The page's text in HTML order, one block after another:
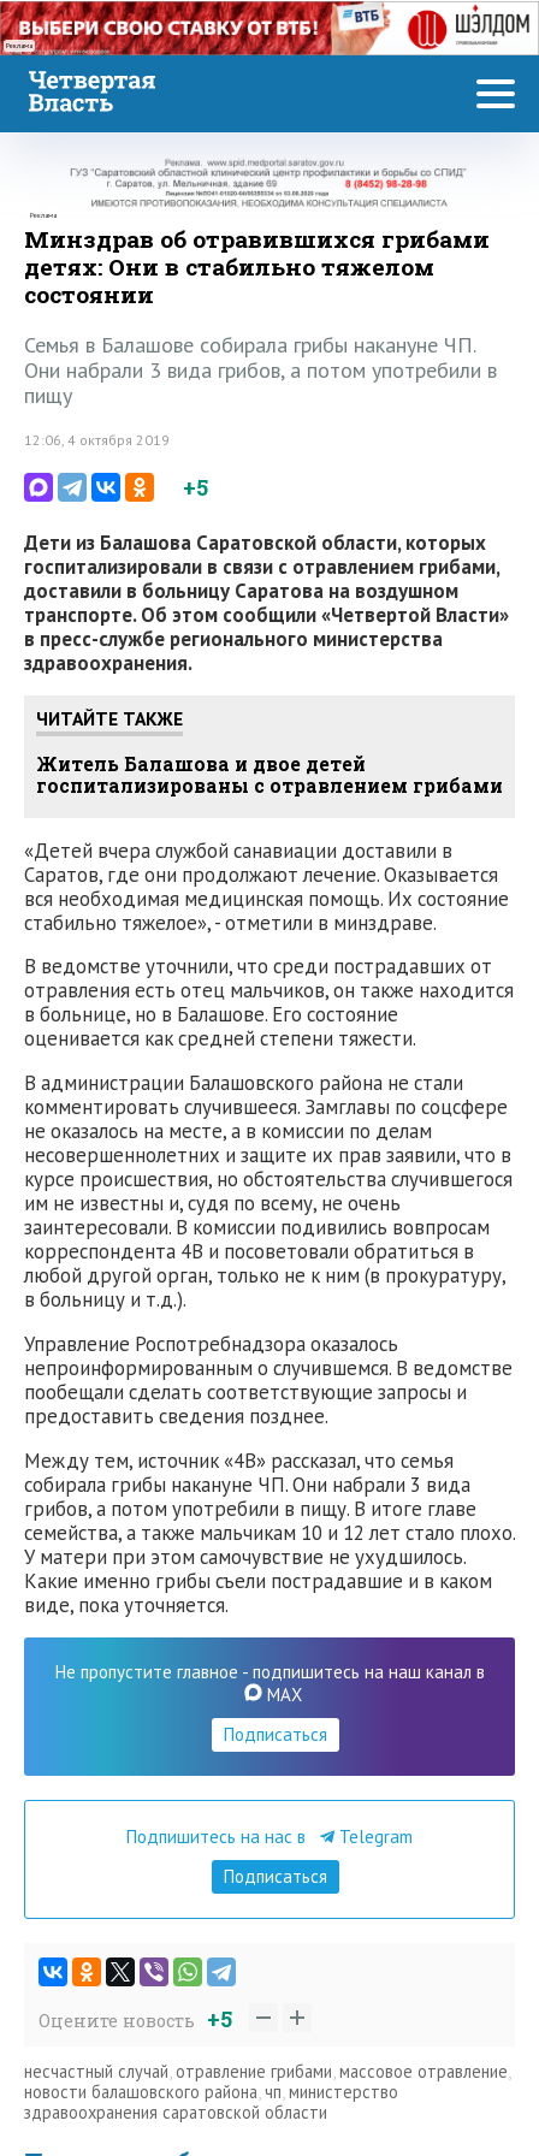
Реклама
Реклама
Минздрав об отравившихся грибами
детях: Они в стабильно тяжелом
состоянии
Семья в Балашове собирала грибы накануне ЧП.
Они набрали 3 вида грибов, а потом употребили в
пищу
12:06, 4 октября 2019
+5
Дети из Балашова Саратовской области, которых
госпитализировали в связи с отравлением грибами,
доставили в больницу Саратова на воздушном
транспорте. Об этом сообщили «Четвертой Власти»
в пресс-службе регионального министерства
здравоохранения.
ЧИТАЙТЕ ТАКЖЕ
Житель Балашова и двое детей
госпитализированы с отравлением грибами
«Детей вчера службой санавиации доставили в
Саратов, где они продолжают лечение. Оказывается
вся необходимая медицинская помощь. Их состояние
стабильно тяжелое», - отметили в минздраве.
В ведомстве уточнили, что среди пострадавших от
отравления есть отец мальчиков, он также находится
в больнице, но в Балашове. Его состояние
оценивается как средней степени тяжести.
В администрации Балашовского района не стали
комментировать случившееся. Замглавы по соцсфере
не оказалось на месте, а в комиссии по делам
несовершеннолетних и защите их прав заявили, что в
курсе происшествия, но обстоятельства случившегося
им не известны и, судя по всему, не очень
заинтересовали. В комиссии подивились вовпросам
корреспондента 4В и посоветовали обратиться в
любой другой орган, только не к ним (в прокуратуру,
в больницу и т.д.).
Управление Роспотребнадзора оказалось
непроинформированным о случившемся. В ведомстве
пообещали сделать соответствующие запросы и
предоставить сведения позднее.
Между тем, источник «4В» рассказал, что семья
собирала грибы накануне ЧП. Они набрали 3 вида
грибов, а потом употребили в пищу. В итоге главе
семейства, а также мальчикам 10 и 12 лет стало плохо.
У матери при этом самочувствие не ухудшилось.
Какие именно грибы съели пострадавшие и в каком
виде, пока уточняется.
Не пропустите главное - подпишитесь на наш канал в
MAX
Подписаться
Подпишитесь на нас в
Telegram
Подписаться
Оцените новость +5
несчастный случай, отравление грибами,массовое отравление,
новости балашовского района,чп,министерство
здравоохранения саратовской области